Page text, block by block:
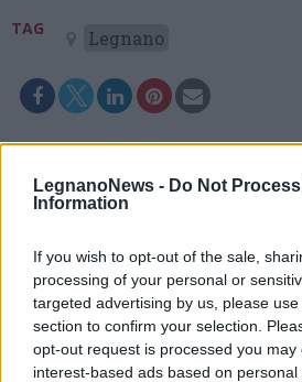
LegnanoNews - Do Not
Information
If you wish to opt-out of the sale,
processing of your personal or
targeted advertising by us, please
section to confirm your selection.
opt-out request is processed you may
interest-based ads based on
TAG Legnano